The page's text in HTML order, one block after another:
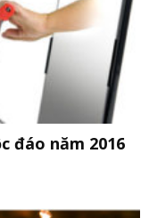
đáo năm 2016